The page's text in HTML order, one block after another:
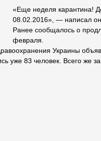
«Еще неделя карантина!
08.02.2016», — написал
Ранее сообщалось о
февраля.
Украины
уже 83 человек. Всего же